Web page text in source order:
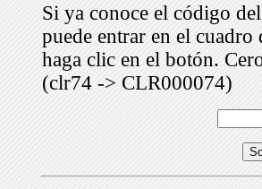
Si ya conoce el código
puede entrar en el
haga clic en el botón.
(clr74 -> CLR000074)